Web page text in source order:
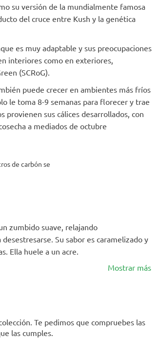
su versión de la mundialmente famosa
del cruce entre Kush y la genética
es muy adaptable y sus preocupaciones
interiores como en exteriores,
(SCRoG).
puede crecer en ambientes más fríos
le toma 8-9 semanas para florecer y trae
provienen sus cálices desarrollados, con
a mediados de octubre
de carbón se
zumbido suave, relajando
Su sabor es caramelizado y
Ella huele a un acre.
Mostrar más
Te pedimos que compruebes las
las cumples.